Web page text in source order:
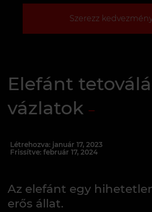
Szerezz
Elefánt
vázlatok
Létrehozva: január 17, 2023
Frissítve: február 17, 2024
Az elefánt egy
erős állat.